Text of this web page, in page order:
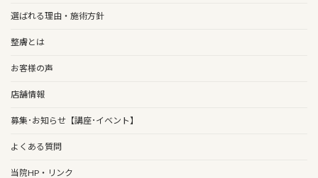
選ばれる理由・施術方針
整膚とは
お客様の声
店舗情報
募集･お知らせ【講座･イベント】
よくある質問
当院HP・リンク